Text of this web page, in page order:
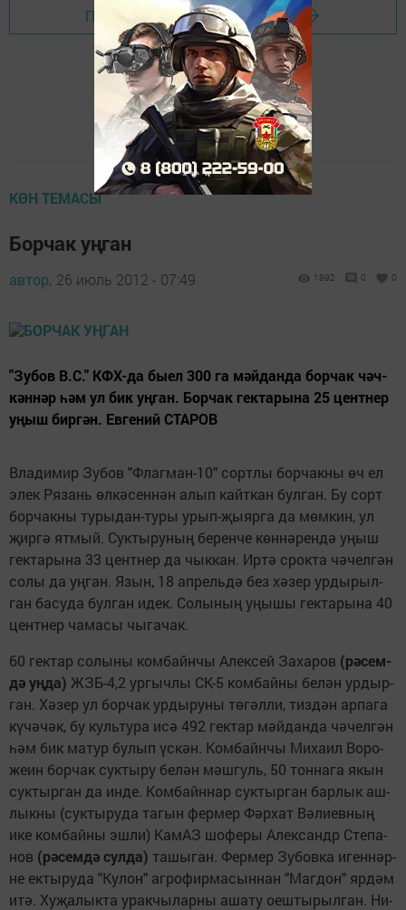
Перейти на страницу новости
КӨН ТЕМАСЫ
Борчак уңган
автор, 26 июль 2012 - 07:49 1892 0 0
"Зу­бов В.С." КФХ-да бы­ел 300 га мәй­дан­да бор­чак чәч­
кән­нәр һәм ул бик уң­ган. Бор­чак гек­та­ры­на 25 цент­нер
уңыш бир­гән. Ев­ге­ний СТА­РОВ
Вла­ди­мир Зу­бов "Ф­лаг­ман-10" сорт­лы бор­чак­ны өч ел
элек Ря­зань өл­кә­сен­нән алып кайт­кан бул­ган. Бу сорт
бор­чак­ны ту­ры­дан-ту­ры урып-җы­яр­га да мөм­кин, ул
җир­гә ят­мый. Сук­ты­ру­ның бе­рен­че көн­нә­рен­дә уңыш
гек­та­ры­на 33 цент­нер да чык­кан. Ир­тә срок­та чә­чел­гән
со­лы да уң­ган. Язын, 18 ап­рель­дә без хә­зер ур­ды­рыл­
ган ба­су­да бул­ган идек. Со­лы­ның уңы­шы гек­та­ры­на 40
цент­нер ча­ма­сы чы­га­чак.
60 гек­тар со­лы­ны ком­байн­чы Алек­сей За­ха­ров (рә­сем­
дә уң­да) ЖЗБ-4,2 ур­гыч­лы СК-5 ком­бай­ны бе­лән ур­дыр­
ган. Хә­зер ул бор­чак ур­ды­ру­ны тө­гәл­ли, тиз­дән ар­па­га
кү­чә­чәк, бу куль­ту­ра исә 492 гек­тар мәй­дан­да чә­чел­гән
һәм бик ма­тур бу­лып үс­кән. Ком­байн­чы Ми­ха­ил Во­ро­
же­ин бор­чак сук­ты­ру бе­лән мәш­гуль, 50 тон­на­га якын
сук­тыр­ган да ин­де. Ком­байн­нар сук­тыр­ган бар­лык аш­
лык­ны (сук­ты­ру­да та­гын фер­мер Фәр­хат Вә­ли­ев­ның
ике ком­бай­ны эш­ли) Ка­мАЗ шо­фе­ры Алек­сандр Сте­па­
нов (рә­сем­дә сул­да) та­шы­ган. Фер­мер Зу­бов­ка иген­нәр­
не ек­ты­ру­да "Ку­лон" аг­ро­фир­ма­сын­нан "Маг­дон" яр­дәм
итә. Ху­җа­лык­та урак­чы­лар­ны аша­ту оеш­ты­рыл­ган. Ни­